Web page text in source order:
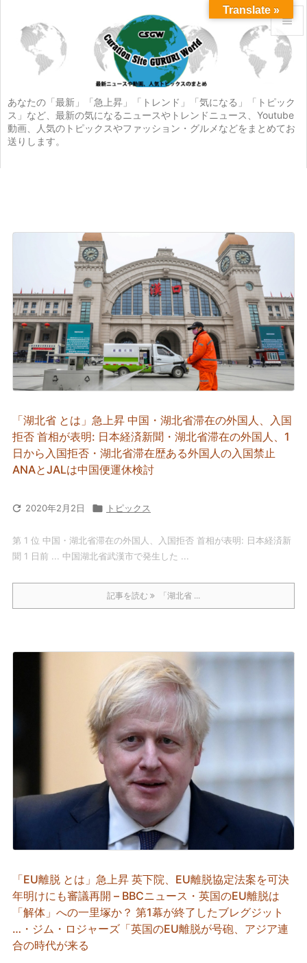
あなたの「最新」「急上昇」「トレンド」「気になる」「トピック
ス」など、最新の気になるニュースやトレンドニュース、Youtube
動画、人気のトピックスやファッション・グルメなどをまとめてお
送りします。


メニュ
サイド

前へ
「湖北省 とは」急上昇 中国・湖北省滞在の外国人、入国
拒否 首相が表明: 日本経済新聞・湖北省滞在の外国人、1
日から入国拒否・湖北省滞在歴ある外国人の入国禁止
ANAとJALは中国便運休検討
 2020年2月2日  トピックス
第 1 位 中国・湖北省滞在の外国人、入国拒否 首相が表明: 日本経済新
聞 1 日前 ... 中国湖北省武漢市で発生した ...
記事を読む 「湖北省 ...
「EU離脱 とは」急上昇 英下院、EU離脱協定法案を可決
年明けにも審議再開 – BBCニュース・英国のEU離脱は
「解体」への一里塚か？ 第1幕が終了したブレグジット
…・ジム・ロジャーズ「英国のEU離脱が号砲、アジア連
合の時代が来る
Translate »